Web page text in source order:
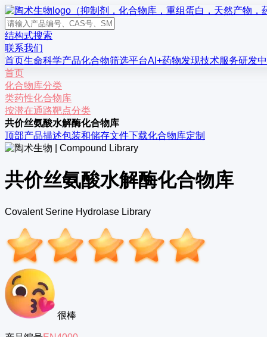
结构式搜索
联系我们
首页生命科学产品化合物筛选平台AI+药物发现技术服务研发
首页
化合物库分类
类药性化合物库
按潜在通路靶点分类
共价丝氨酸水解酶化合物库
顶部产品描述包装和储存文件下载化合物库定制
共价丝氨酸水解酶化合物库
Covalent Serine Hydrolase Library
很棒